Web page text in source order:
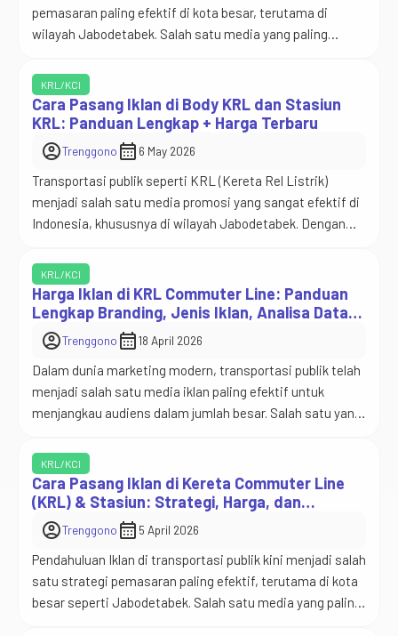
pemasaran paling efektif di kota besar, terutama di
wilayah Jabodetabek. Salah satu media yang paling
jutaan mobilitas penumpang setiap hari, branding di KRL
mampu menciptakan exposure tinggi, brand recall kuat,
dan jangkauan audience yang luas. Banyak perusahaan
FMCG, fintech, e-commerce, […]
KRL/KCI
Cara Pasang Iklan di Body KRL dan Stasiun
KRL: Panduan Lengkap + Harga Terbaru
account_circleTrenggono calendar_month 6 May 2026
Transportasi publik seperti KRL (Kereta Rel Listrik)
menjadi salah satu media promosi yang sangat efektif di
Indonesia, khususnya di wilayah Jabodetabek. Dengan
di KRL dan stasiun KRL sangat besar. Bagi kamu yang
ingin mengetahui harga pasang iklan di KRL, harga
pasang iklan di stasiun KRL, serta bagaimana cara […]
KRL/KCI
Harga Iklan di KRL Commuter Line: Panduan
Lengkap Branding, Jenis Iklan, Analisa Data,
dan Provider Terpercaya
account_circleTrenggono calendar_month18 April 2026
Dalam dunia marketing modern, transportasi publik telah
menjadi salah satu media iklan paling efektif untuk
menjangkau audiens dalam jumlah besar. Salah satu yang
Banyak pebisnis kini mencari informasi seputar harga
iklan di KRL Commuter Line, jenis-jenis branding yang
tersedia, hingga bagaimana strategi terbaik agar iklan
memberikan ROI […]
KRL/KCI
Cara Pasang Iklan di Kereta Commuter Line
(KRL) & Stasiun: Strategi, Harga, dan
Efektivitas
account_circleTrenggono calendar_month 5 April 2026
Pendahuluan Iklan di transportasi publik kini menjadi salah
satu strategi pemasaran paling efektif, terutama di kota
besar seperti Jabodetabek. Salah satu media yang paling